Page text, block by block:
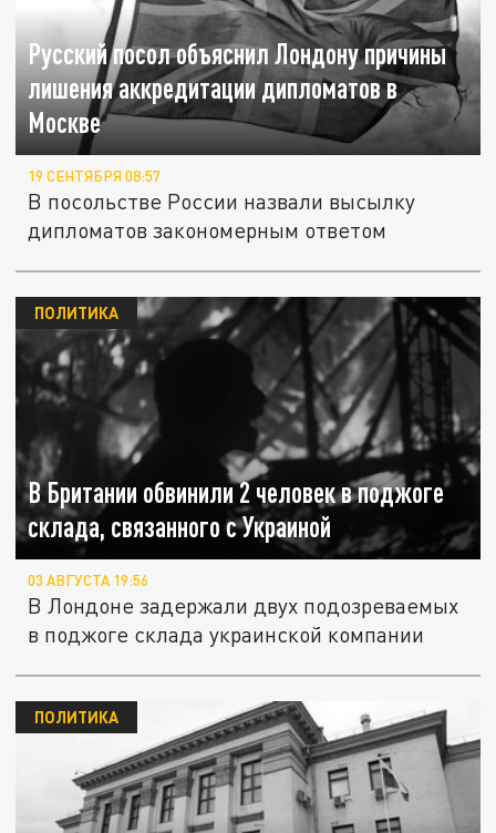
Русский посол объяснил Лондону причины
лишения аккредитации дипломатов в
Москве
19 СЕНТЯБРЯ 08:57
В посольстве России назвали высылку
дипломатов закономерным ответом
В Британии обвинили 2 человек в поджоге
склада, связанного с Украиной
ПОЛИТИКА
03 АВГУСТА 19:56
В Лондоне задержали двух подозреваемых
в поджоге склада украинской компании
ПОЛИТИКА